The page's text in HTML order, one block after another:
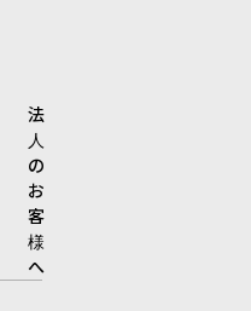
法
人
の
お
客
様
へ